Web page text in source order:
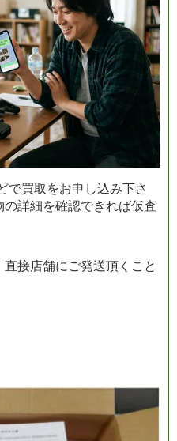
で買取をお申し込み下さ
詳細を確認できれば仮査
接店舗にご発送頂くこと